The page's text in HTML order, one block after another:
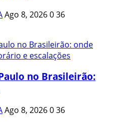
Ago 8, 2026036
no Brasileirão:
Ago 8, 2026036